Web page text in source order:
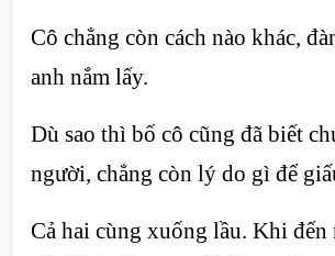
Cô chẳng còn cách nào khác,
anh nắm lấy.
Dù sao thì bố cô cũng đã biết
người, chẳng còn lý do gì để
Cả hai cùng xuống lầu. Khi đến